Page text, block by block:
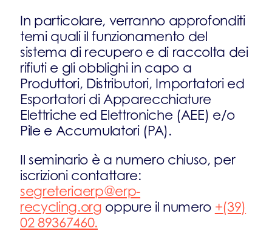
In particolare, verranno approfonditi
temi quali il funzionamento del
sistema di recupero e di raccolta dei
rifiuti e gli obblighi in capo a
Produttori, Distributori, Importatori ed
Esportatori di Apparecchiature
Elettriche ed Elettroniche (AEE) e/o
Pile e Accumulatori (PA).
Il seminario è a numero chiuso, per
iscrizioni contattare:
segreteriaerp@erp-
recycling.org oppure il numero +(39)
02 89367460.